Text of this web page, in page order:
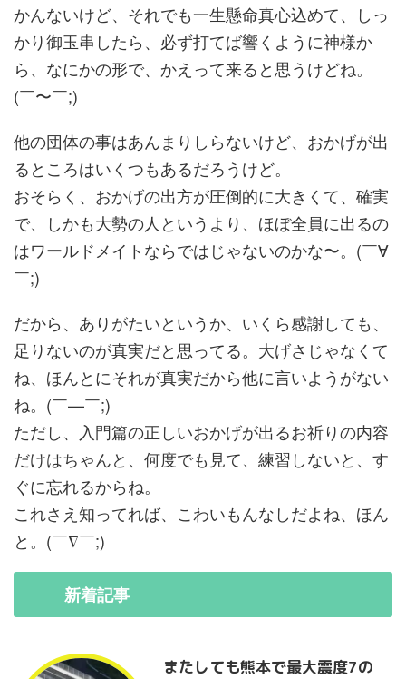
かんないけど、それでも一生懸命真心込めて、しっ
かり御玉串したら、必ず打てば響くように神様か
ら、なにかの形で、かえって来ると思うけどね。
(￣〜￣;)
他の団体の事はあんまりしらないけど、おかげが出
るところはいくつもあるだろうけど。
おそらく、おかげの出方が圧倒的に大きくて、確実
で、しかも大勢の人というより、ほぼ全員に出るの
はワールドメイトならではじゃないのかな〜。(￣∀
￣;)
だから、ありがたいというか、いくら感謝しても、
足りないのが真実だと思ってる。大げさじゃなくて
ね、ほんとにそれが真実だから他に言いようがない
ね。(￣—￣;)
ただし、入門篇の正しいおかげが出るお祈りの内容
だけはちゃんと、何度でも見て、練習しないと、す
ぐに忘れるからね。
これさえ知ってれば、こわいもんなしだよね、ほん
と。(￣∇￣;)
新着記事
またしても熊本で最大震度7の